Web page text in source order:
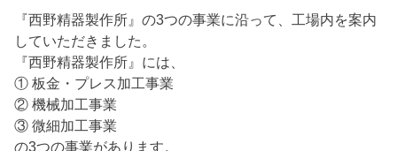
『西野精器製作所』の3つの事業に沿って、工場内を案内
していただきました。
『西野精器製作所』には、
① 板金・プレス加工事業
② 機械加工事業
③ 微細加工事業
の3つの事業があります。